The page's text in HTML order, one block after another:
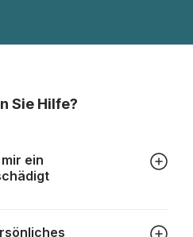
Sie Hilfe?
ein